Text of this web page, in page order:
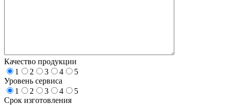
Качество продукции
1
2 3 4
5
Уровень сервиса
1
2 3 4
5
Срок изготовления